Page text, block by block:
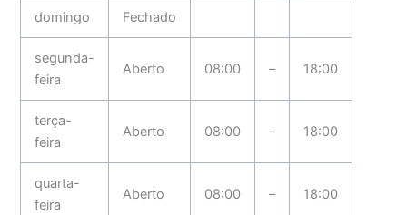
domingo Fechado
segunda-
feira
Aberto 08:00 – 18:00
terça-
feira
Aberto 08:00 – 18:00
quarta-
feira
Aberto 08:00 – 18:00